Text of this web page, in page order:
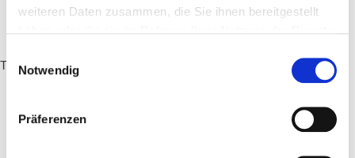
weiteren Daten zusammen, die Sie ihnen bereitgestellt
Notwendig
Präferenzen
Tiffin Loop auf Social Media: